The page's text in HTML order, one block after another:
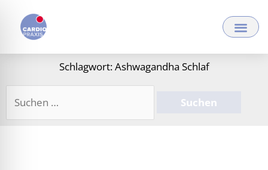
Inhalt
springen
Schlagwort: Ashwagandha Schlaf